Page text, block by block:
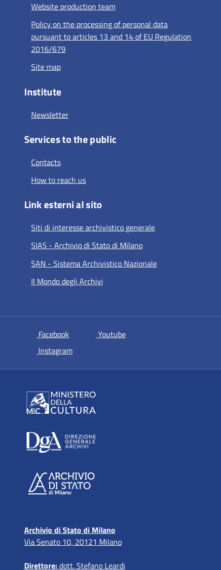
Website production team
Policy on the processing of personal data
pursuant to articles 13 and 14 of EU Regulation
2016/679
Site map
Institute
Newsletter
Services to the public
Contacts
How to reach us
Link esterni al sito
Siti di interesse archivistico generale
SIAS - Archivio di Stato di Milano
SAN - Sistema Archivistico Nazionale
Il Mondo degli Archivi
Facebook si apre in una nuova scheda
Youtubesi apre in una nuova scheda
Instagramsi apre in una nuova scheda
Archivio di Stato di Milano
Via Senato 10, 20121 Milano
Direttore:dott. Stefano Leardi